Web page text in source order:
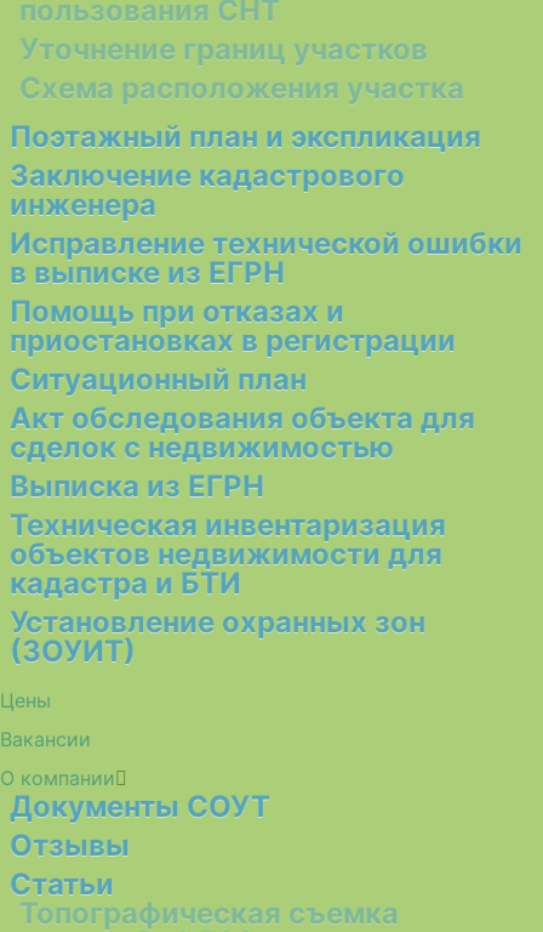
пользования СНТ
Уточнение границ участков
Схема расположения участка
Поэтажный план и экспликация
Заключение кадастрового
инженера
Исправление технической ошибки
в выписке из ЕГРН
Помощь при отказах и
приостановках в регистрации
Ситуационный план
Акт обследования объекта для
сделок с недвижимостью
Выписка из ЕГРН
Техническая инвентаризация
объектов недвижимости для
кадастра и БТИ
Установление охранных зон
(ЗОУИТ)
Цены
Вакансии
О компании
Документы СОУТ
Отзывы
Статьи
Топографическая съемка